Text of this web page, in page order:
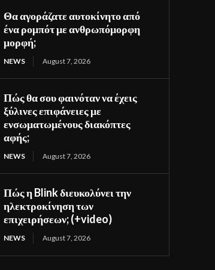
Θα αγοράζατε αυτοκίνητο από
ένα ρομπότ με ανθρωπόμορφη
μορφή;
NEWS August 7, 2026
Πώς θα σου φαινόταν να έχεις
ξύλινες επιφάνειες με
ενσωματωμένους διακόπτες
αφής;
NEWS August 7, 2026
Πώς η Blink διευκολύνει την
ηλεκτροκίνηση των
επιχειρήσεων; (+video)
NEWS August 7, 2026